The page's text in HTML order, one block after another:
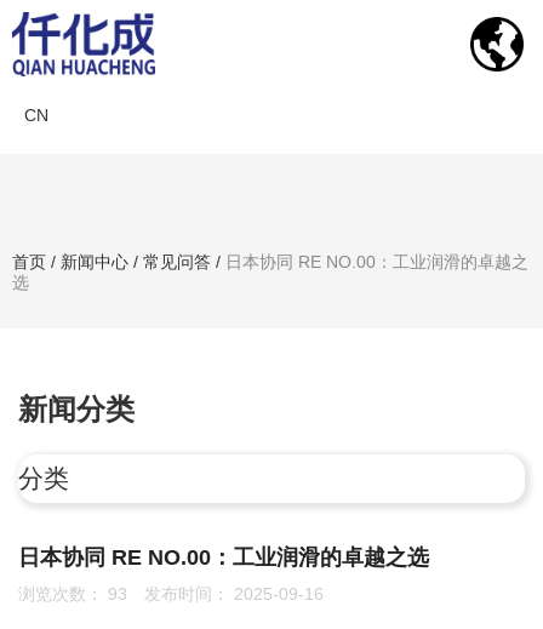
CN
首页 / 新闻中心 / 常见问答 / 日本协同 RE NO.00：工业润滑的卓越之
选
新闻分类
分类
联系我们
日本协同 RE NO.00：工业润滑的卓越之选
浏览次数： 93 发布时间： 2025-09-16